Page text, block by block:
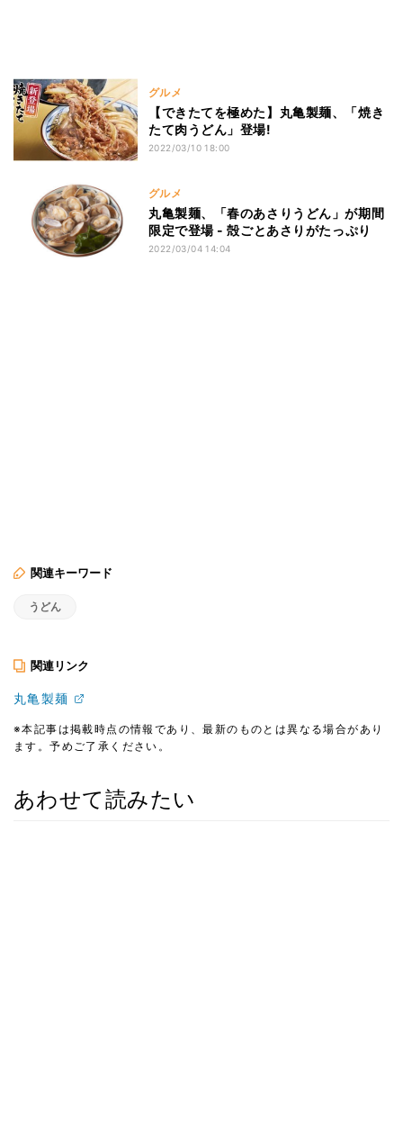
グルメ
【できたてを極めた】丸亀製麺、「焼き
たて肉うどん」登場!
2022/03/10 18:00
グルメ
丸亀製麺、「春のあさりうどん」が期間
限定で登場 - 殻ごとあさりがたっぷり
2022/03/04 14:04
関連キーワード
うどん
関連リンク
丸亀製麺
※本記事は掲載時点の情報であり、最新のものとは異なる場合があり
ます。予めご了承ください。
あわせて読みたい